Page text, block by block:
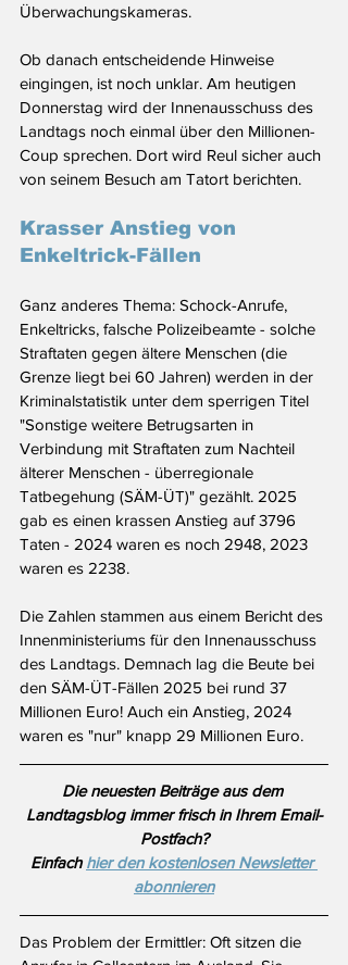
Überwachungskameras.
Ob danach entscheidende Hinweise
eingingen, ist noch unklar. Am heutigen
Donnerstag wird der Innenausschuss des
Landtags noch einmal über den Millionen-
Coup sprechen. Dort wird Reul sicher auch
von seinem Besuch am Tatort berichten.
Krasser Anstieg von
Enkeltrick-Fällen
Ganz anderes Thema: Schock-Anrufe,
Enkeltricks, falsche Polizeibeamte - solche
Straftaten gegen ältere Menschen (die
Grenze liegt bei 60 Jahren) werden in der
Kriminalstatistik unter dem sperrigen Titel
"Sonstige weitere Betrugsarten in
Verbindung mit Straftaten zum Nachteil
älterer Menschen - überregionale
Tatbegehung (SÄM-ÜT)" gezählt. 2025
gab es einen krassen Anstieg auf 3796
Taten - 2024 waren es noch 2948, 2023
waren es 2238.
Die Zahlen stammen aus einem Bericht des
Innenministeriums für den Innenausschuss
des Landtags. Demnach lag die Beute bei
den SÄM-ÜT-Fällen 2025 bei rund 37
Millionen Euro! Auch ein Anstieg, 2024
waren es "nur" knapp 29 Millionen Euro.
Die neuesten Beiträge aus dem
Landtagsblog immer frisch in Ihrem Email-
Postfach?
Einfach hier den kostenlosen Newsletter
abonnieren
Das Problem der Ermittler: Oft sitzen die